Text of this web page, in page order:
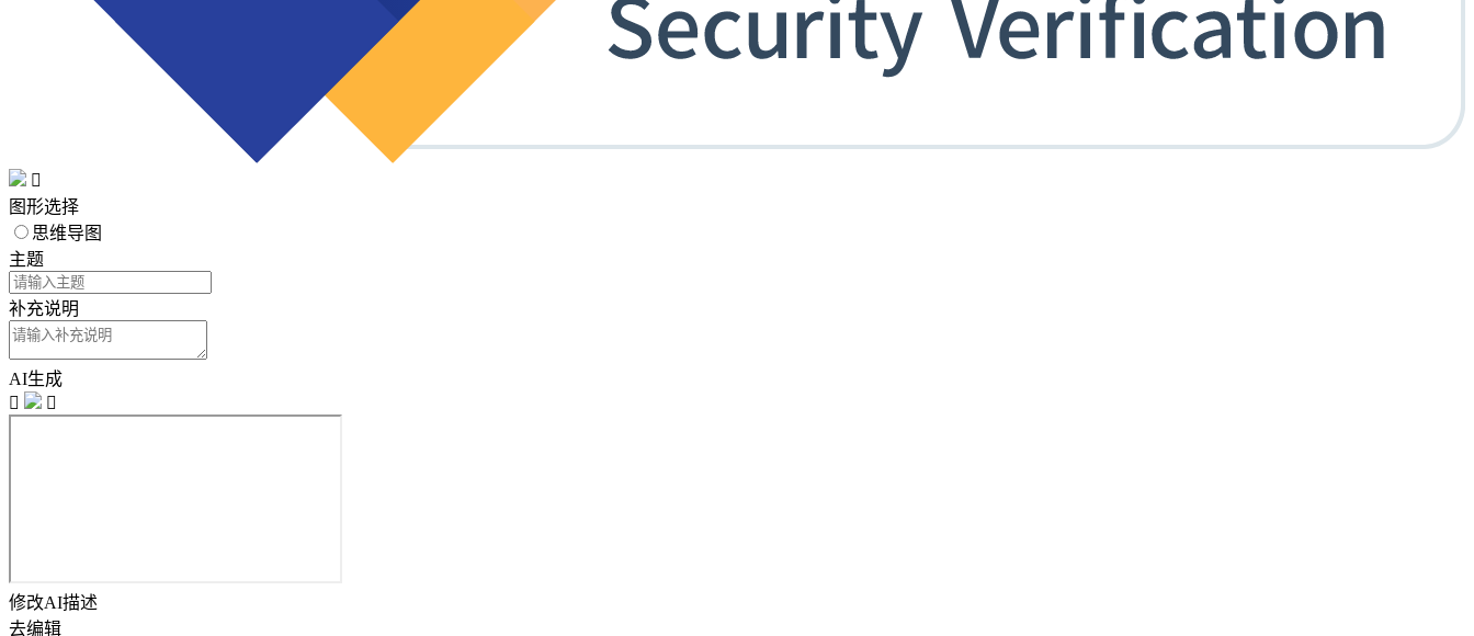

图形选择
思维导图
主题
补充说明
AI生成


修改AI描述
去编辑